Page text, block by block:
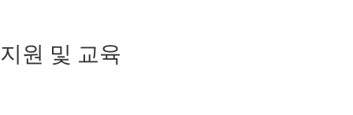
지원 및 교육